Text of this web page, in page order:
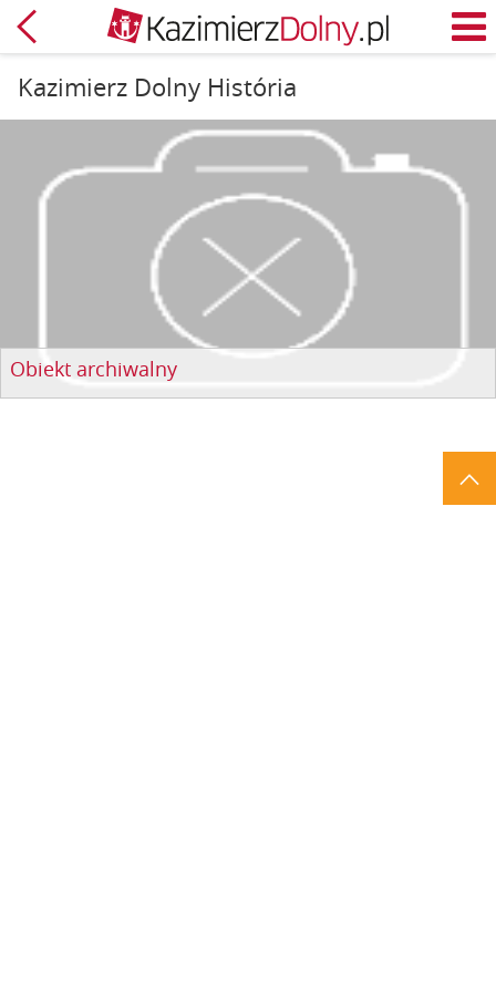
Späť
Kazimierz Dolny História
Obiekt archiwalny